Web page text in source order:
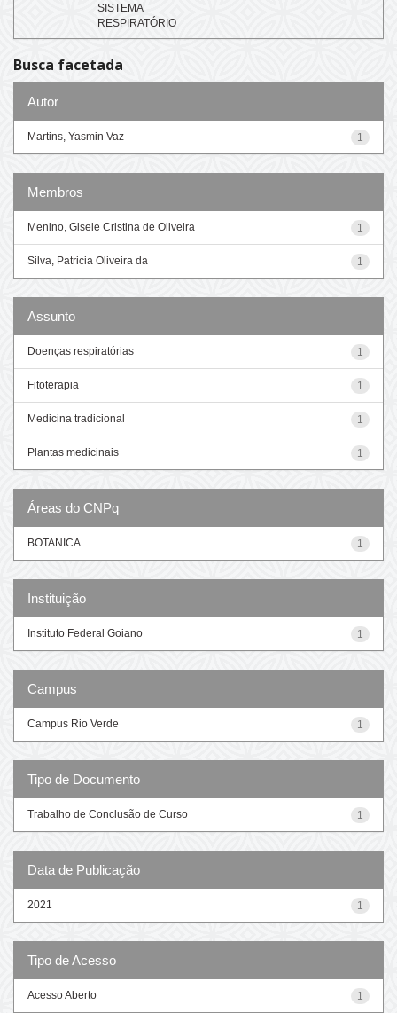
SISTEMA
RESPIRATÓRIO
Busca facetada
Autor
1
Martins, Yasmin Vaz
Membros
1
Menino, Gisele Cristina de Oliveira
1
Silva, Patricia Oliveira da
Assunto
1
Doenças respiratórias
1
Fitoterapia
1
Medicina tradicional
1
Plantas medicinais
Áreas do CNPq
1
BOTANICA
Instituição
1
Instituto Federal Goiano
Campus
1
Campus Rio Verde
Tipo de Documento
1
Trabalho de Conclusão de Curso
Data de Publicação
1
2021
Tipo de Acesso
1
Acesso Aberto